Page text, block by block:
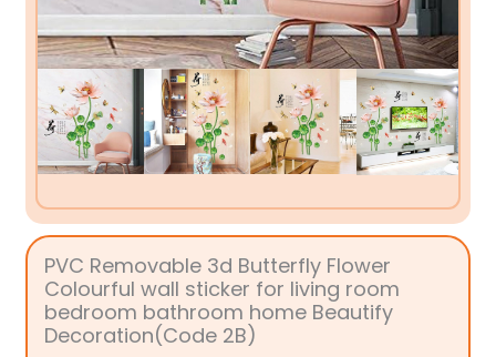
PVC Removable 3d Butterfly Flower
Colourful wall sticker for living room
bedroom bathroom home Beautify
Decoration(Code 2B)